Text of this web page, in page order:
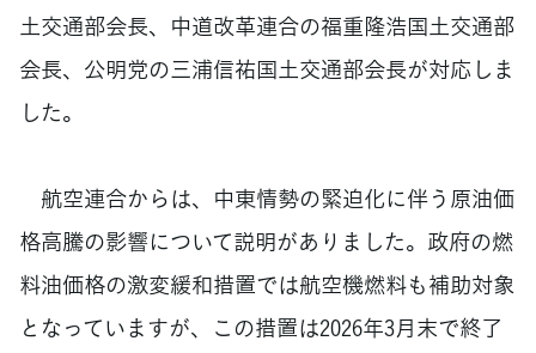
土交通部会長、中道改革連合の福重隆浩国土交通部
会長、公明党の三浦信祐国土交通部会長が対応しま
した。
航空連合からは、中東情勢の緊迫化に伴う原油価
格高騰の影響について説明がありました。政府の燃
料油価格の激変緩和措置では航空機燃料も補助対象
となっていますが、この措置は2026年3月末で終了